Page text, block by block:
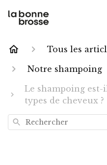
Tous les
Notre shampoing
Le shampoing est-
types de cheveux ?
Rechercher